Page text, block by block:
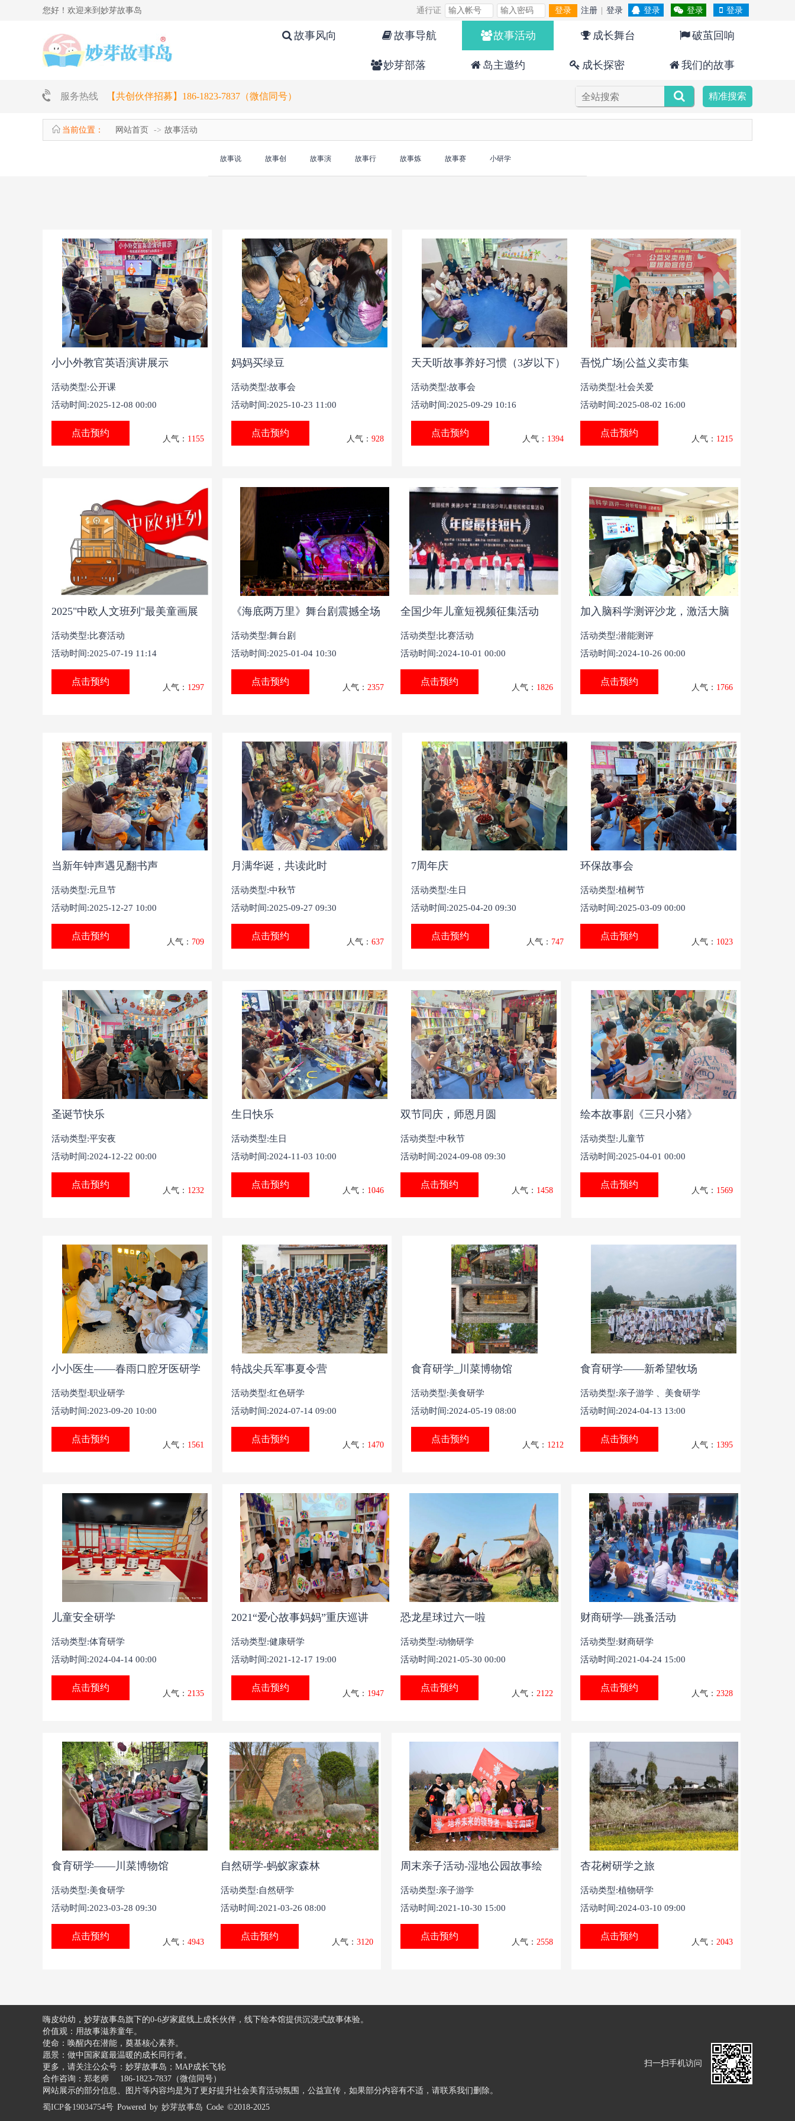
您好！欢迎来到妙芽故事岛 通行证 登录 注册 登录 登录 登录 登录
故事风向 故事导航 故事活动 成长舞台 破茧回响
妙芽部落 岛主邀约 成长探密 我们的故事
服务热线 【共创伙伴招募】186-1823-7837（微信同号） 精准搜索
当前位置： 网站首页 故事活动
故事说 故事创 故事演 故事行 故事炼 故事赛 小研学
小小外教官英语演讲展示
活动类型:公开课
活动时间:2025-12-08 00:00
点击预约
人气： 1155
妈妈买绿豆
活动类型:故事会
活动时间:2025-10-23 11:00
点击预约
人气： 928
天天听故事养好习惯（3岁以下）
活动类型:故事会
活动时间:2025-09-29 10:16
点击预约
人气： 1394
吾悦广场|公益义卖市集
活动类型:社会关爱
活动时间:2025-08-02 16:00
点击预约
人气： 1215
2025"中欧人文班列"最美童画展
活动类型:比赛活动
活动时间:2025-07-19 11:14
点击预约
人气： 1297
《海底两万里》舞台剧震撼全场
活动类型:舞台剧
活动时间:2025-01-04 10:30
点击预约
人气： 2357
全国少年儿童短视频征集活动
活动类型:比赛活动
活动时间:2024-10-01 00:00
点击预约
人气： 1826
加入脑科学测评沙龙，激活大脑
活动类型:潜能测评
活动时间:2024-10-26 00:00
点击预约
人气： 1766
当新年钟声遇见翻书声
活动类型:元旦节
活动时间:2025-12-27 10:00
点击预约
人气： 709
月满华诞，共读此时
活动类型:中秋节
活动时间:2025-09-27 09:30
点击预约
人气： 637
7周年庆
活动类型:生日
活动时间:2025-04-20 09:30
点击预约
人气： 747
环保故事会
活动类型:植树节
活动时间:2025-03-09 00:00
点击预约
人气： 1023
圣诞节快乐
活动类型:平安夜
活动时间:2024-12-22 00:00
点击预约
人气： 1232
生日快乐
活动类型:生日
活动时间:2024-11-03 10:00
点击预约
人气： 1046
双节同庆，师恩月圆
活动类型:中秋节
活动时间:2024-09-08 09:30
点击预约
人气： 1458
绘本故事剧《三只小猪》
活动类型:儿童节
活动时间:2025-04-01 00:00
点击预约
人气： 1569
小小医生——春雨口腔牙医研学
活动类型:职业研学
活动时间:2023-09-20 10:00
点击预约
人气： 1561
特战尖兵军事夏令营
活动类型:红色研学
活动时间:2024-07-14 09:00
点击预约
人气： 1470
食育研学_川菜博物馆
活动类型:美食研学
活动时间:2024-05-19 08:00
点击预约
人气： 1212
食育研学——新希望牧场
活动类型:亲子游学
美食研学
活动时间:2024-04-13 13:00
点击预约
人气： 1395
儿童安全研学
活动类型:体育研学
活动时间:2024-04-14 00:00
点击预约
人气： 2135
2021“爱心故事妈妈”重庆巡讲
活动类型:健康研学
活动时间:2021-12-17 19:00
点击预约
人气： 1947
恐龙星球过六一啦
活动类型:动物研学
活动时间:2021-05-30 00:00
点击预约
人气： 2122
财商研学—跳蚤活动
活动类型:财商研学
活动时间:2021-04-24 15:00
点击预约
人气： 2328
食育研学——川菜博物馆
活动类型:美食研学
活动时间:2023-03-28 09:30
点击预约
人气： 4943
自然研学-蚂蚁家森林
活动类型:自然研学
活动时间:2021-03-26 08:00
点击预约
人气： 3120
周末亲子活动-湿地公园故事绘
活动类型:亲子游学
活动时间:2021-10-30 15:00
点击预约
人气： 2558
杏花树研学之旅
活动类型:植物研学
活动时间:2024-03-10 09:00
点击预约
人气： 2043
嗨皮幼幼，妙芽故事岛旗下的0-6岁家庭线上成长伙伴，线下绘本馆提供沉浸式故事体验。
价值观：用故事滋养童年。
使命：唤醒内在潜能，奠基核心素养。
愿景：做中国家庭最温暖的成长同行者。
更多，请关注公众号：妙芽故事岛；MAP成长飞轮
合作咨询：郑老师 186-1823-7837（微信同号）
网站展示的部分信息、图片等内容均是为了更好提升社会美育活动氛围，公益宣传，如果部分内容有不适，请联系我们删除。
蜀ICP备19034754号 Powered by 妙芽故事岛 Code ©2018-2025
扫一扫手机访问